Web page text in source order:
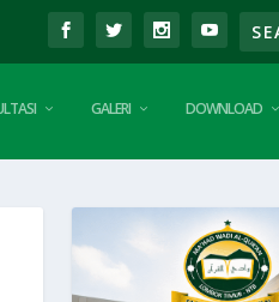
GALERI DOWNLOAD